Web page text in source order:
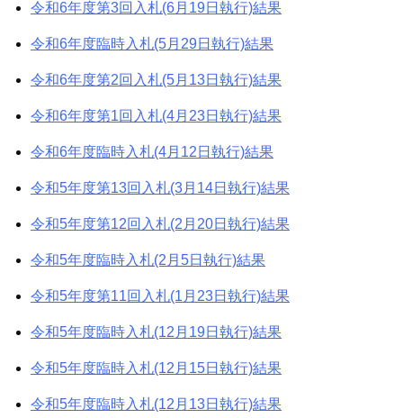
令和6年度第3回入札(6月19日執行)結果
令和6年度臨時入札(5月29日執行)結果
令和6年度第2回入札(5月13日執行)結果
令和6年度第1回入札(4月23日執行)結果
令和6年度臨時入札(4月12日執行)結果
令和5年度第13回入札(3月14日執行)結果
令和5年度第12回入札(2月20日執行)結果
令和5年度臨時入札(2月5日執行)結果
令和5年度第11回入札(1月23日執行)結果
令和5年度臨時入札(12月19日執行)結果
令和5年度臨時入札(12月15日執行)結果
令和5年度臨時入札(12月13日執行)結果